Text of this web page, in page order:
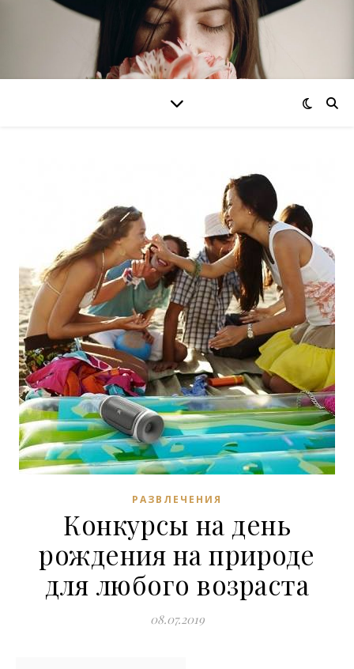
РАЗВЛЕЧЕНИЯ
Конкурсы на день
рождения на природе
для любого возраста
08.07.2019